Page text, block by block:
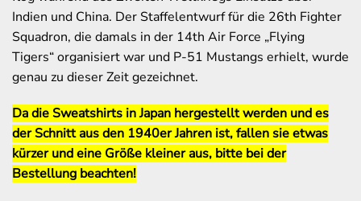
Indien und China. Der Staffelentwurf für die 26th Fighter
Squadron, die damals in der 14th Air Force „Flying
Tigers“ organisiert war und P-51 Mustangs erhielt, wurde
genau zu dieser Zeit gezeichnet.
Da die Sweatshirts in Japan hergestellt werden und es
der Schnitt aus den 1940er Jahren ist, fallen sie etwas
kürzer und eine Größe kleiner aus, bitte bei der
Bestellung beachten!